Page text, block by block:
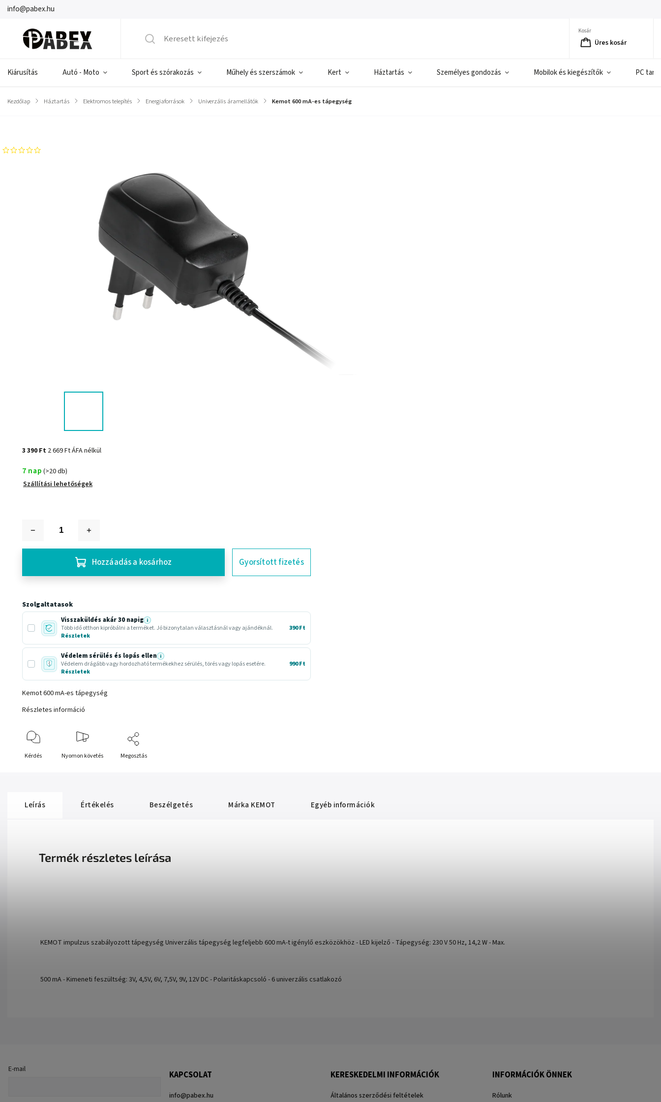
info@pabex.hu
Kosár
Üres kosár
Kiárusítás Autó - Moto Sport és szórakozás Műhely és szerszámok Kert Háztartás Személyes gondozás Mobilok és kiegészítők PC
Kezdőlap / Háztartás / Elektromos telepítés / Energiaforrások / Univerzális áramellátók / Kemot 600 mA-es tápegység
3 390 Ft 2 669 Ft ÁFA nélkül
7 nap (>20 db)
Szállítási lehetőségek
Hozzáadás a kosárhoz Gyorsított fizetés
Szolgaltatasok
Visszaküldés akár 30 napig i
Több idő otthon kipróbálni a terméket. Jó bizonytalan választásnál vagy ajándéknál.
Részletek
390 Ft
Védelem sérülés és lopás ellen i
Védelem drágább vagy hordozható termékekhez sérülés, törés vagy lopás esetére.
Részletek
990 Ft
Kemot 600 mA-es tápegység
Részletes információ
Kérdés Nyomon követés Megosztás
Leírás Értékelés Beszélgetés Márka KEMOT Egyéb információk
Termék részletes leírása
KEMOT impulzus szabályozott tápegység Univerzális tápegység legfeljebb 600 mA-t igénylő eszközökhöz - LED kijelző - Tápegység: 230 V 50 Hz, 14,2 W - Max.
500 mA - Kimeneti feszültség: 3V, 4,5V, 6V, 7,5V, 9V, 12V DC - Polaritáskapcsoló - 6 univerzális csatlakozó
E-mail
KAPCSOLAT
info@pabex.hu
KERESKEDELMI INFORMÁCIÓK
Általános szerződési feltételek
INFORMÁCIÓK ÖNNEK
Rólunk